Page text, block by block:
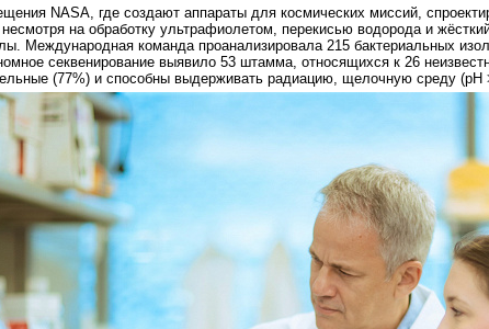
NASA, где создают аппараты для космических миссий,
на обработку ультрафиолетом, перекисью водорода и
Международная команда проанализировала 215 бактериальных
секвенирование выявило 53 штамма, относящихся к 26
(77%) и способны выдерживать радиацию, щелочную среду